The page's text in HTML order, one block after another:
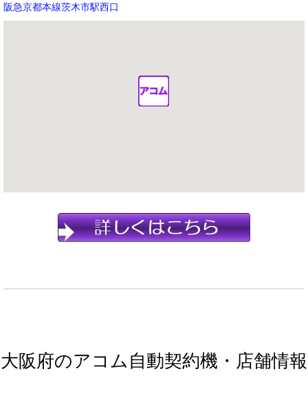
阪急京都本線茨木市駅西口
大阪府のアコム自動契約機・店舗情報